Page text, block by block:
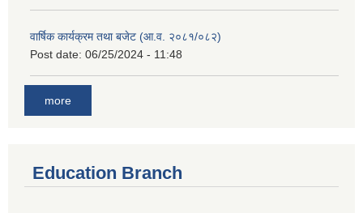
वार्षिक कार्यक्रम तथा बजेट (आ.व. २०८१/०८२)
Post date: 06/25/2024 - 11:48
more
Education Branch